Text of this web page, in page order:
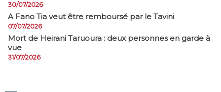
30/07/2026
A Fano Tia veut être remboursé par le Tavini
07/07/2026
Mort de Heirani Taruoura : deux personnes en garde à
vue
31/07/2026